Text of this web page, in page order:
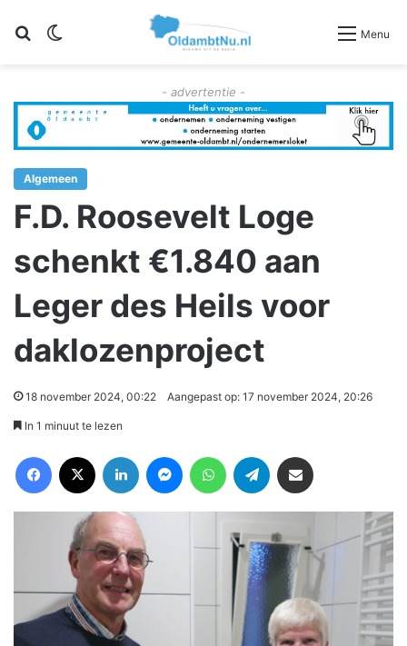
Zoeken Menu
- advertentie -
Algemeen
F.D. Roosevelt Loge
schenkt €1.840 aan
Leger des Heils voor
daklozenproject
18 november 2024, 00:22 Aangepast op: 17 november 2024, 20:26
In 1 minuut te lezen